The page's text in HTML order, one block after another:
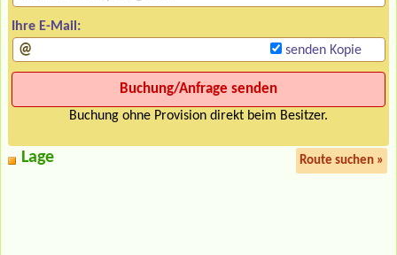
Ihre E-Mail:
senden Kopie
Buchung ohne Provision direkt beim Besitzer.
Lage Route suchen »